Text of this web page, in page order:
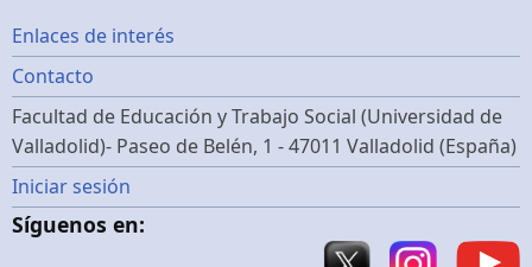
Footer
menu
Enlaces de interés
Contacto
Facultad de Educación y Trabajo Social (Universidad de
Valladolid)- Paseo de Belén, 1 - 47011 Valladolid (España)
Menú
de
Iniciar sesión
Síguenos en: